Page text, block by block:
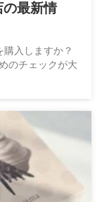
最新情
入しますか？
のチェックが大